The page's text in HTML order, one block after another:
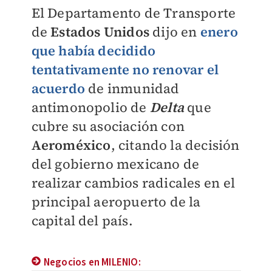
El Departamento de Transporte
deEstados Unidosdijo en enero
que había decidido
tentativamente no renovar el
acuerdo de inmunidad
antimonopolio de Deltaque
cubre su asociación con
Aeroméxico, citando la decisión
del gobierno mexicano de
realizar cambios radicales en el
principal aeropuerto de la
capital del país.
Negocios en MILENIO: